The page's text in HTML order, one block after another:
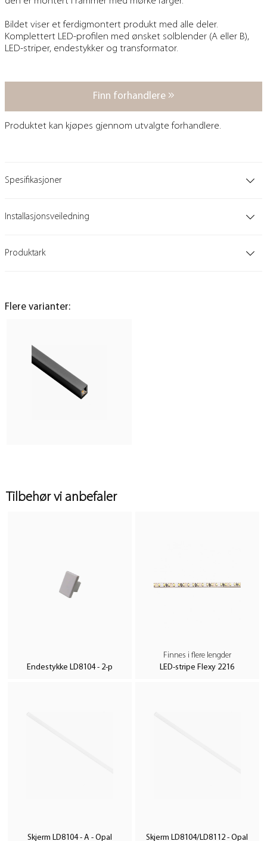
Bildet viser et ferdigmontert produkt med alle deler.
Komplettert LED-profilen med ønsket solblender (A eller B),
LED-striper, endestykker og transformator.
Finn forhandlere
Produktet kan kjøpes gjennom utvalgte forhandlere.
Spesifikasjoner
Installasjonsveiledning
Produktark
Flere varianter:
Tilbehør vi anbefaler
Endestykke LD8104 - 2-p
Finnes i flere lengder
LED-stripe Flexy 2216
Skjerm LD8104 - A - Opal Skjerm LD8104/LD8112 - Opal